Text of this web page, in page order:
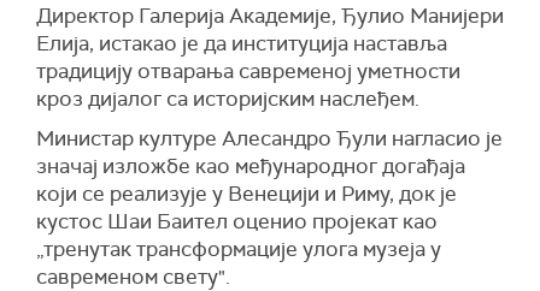
Директор Галерија Академије, Ђулио Манијери
Елија, истакао је да институција наставља
традицију отварања савременој уметности
кроз дијалог са историјским наслеђем.
Министар културе Алесандро Ђули нагласио је
значај изложбе као међународног догађаја
који се реализује у Венецији и Риму, док је
кустос Шаи Баител оценио пројекат као
„тренутак трансформације улога музеја у
савременом свету".